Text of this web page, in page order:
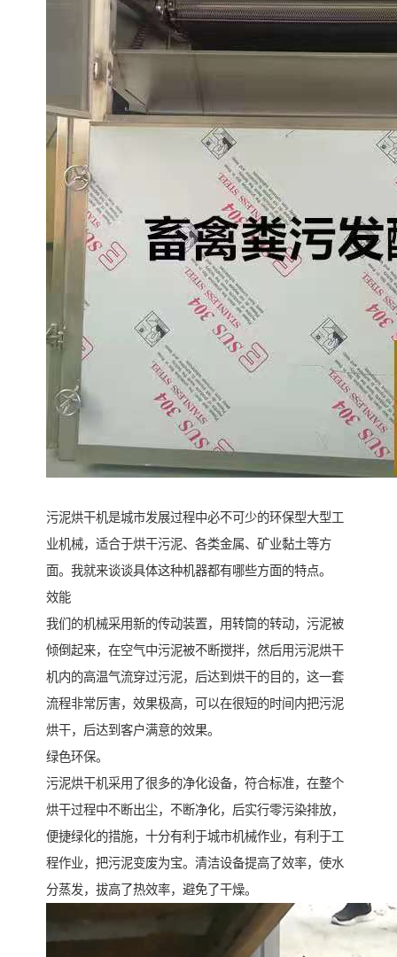
污泥烘干机是城市发展过程中必不可少的环保型大型工
业机械，适合于烘干污泥、各类金属、矿业黏土等方
面。我就来谈谈具体这种机器都有哪些方面的特点。
效能
我们的机械采用新的传动装置，用转筒的转动，污泥被
倾倒起来，在空气中污泥被不断搅拌，然后用污泥烘干
机内的高温气流穿过污泥，后达到烘干的目的，这一套
流程非常厉害，效果极高，可以在很短的时间内把污泥
烘干，后达到客户满意的效果。
绿色环保。
污泥烘干机采用了很多的净化设备，符合标准，在整个
烘干过程中不断出尘，不断净化，后实行零污染排放，
便捷绿化的措施，十分有利于城市机械作业，有利于工
程作业，把污泥变废为宝。清洁设备提高了效率，使水
分蒸发，拔高了热效率，避免了干燥。